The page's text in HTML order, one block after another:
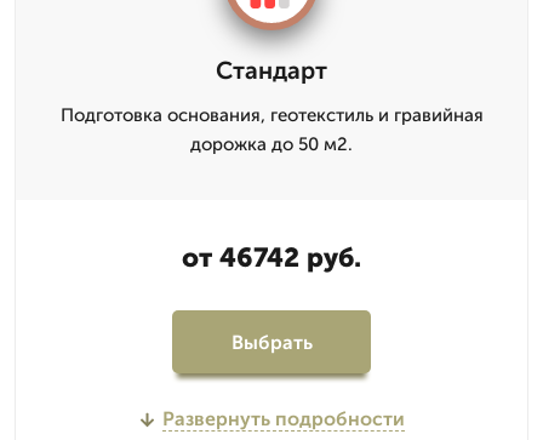
Стандарт
Подготовка основания, геотекстиль и гравийная
дорожка до 50 м2.
от 46742 руб.
Выбрать
Развернуть подробности